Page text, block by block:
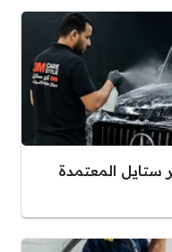
ستايل المعتمدة